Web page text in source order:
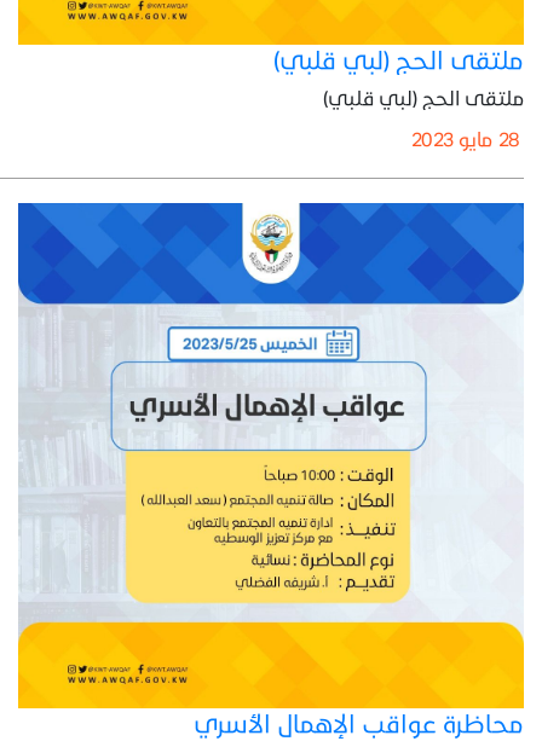
ملتقى الحج (لبي قلبي)
ملتقى الحج (لبي قلبي)
محاظرة عواقب الإهمال الأسري